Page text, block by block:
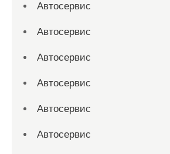
Автосервис
Автосервис
Автосервис
Автосервис
Автосервис
Автосервис